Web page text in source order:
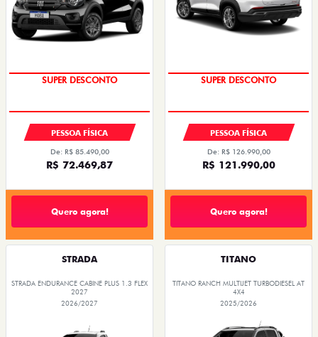
SUPER DESCONTO
PESSOA FÍSICA
De: R$ 85.490,00
R$ 72.469,87
Quero agora!
SUPER DESCONTO
PESSOA FÍSICA
De: R$ 126.990,00
R$ 121.990,00
Quero agora!
STRADA
STRADA ENDURANCE CABINE PLUS 1.3 FLEX
2027
2026/2027
TITANO
TITANO RANCH MULTIJET TURBODIESEL AT
4X4
2025/2026